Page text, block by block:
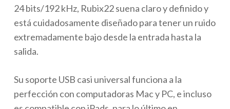
24 bits/192 kHz, Rubix22 suena claro y definido y
está cuidadosamente diseñado para tener un ruido
extremadamente bajo desde la entrada hasta la
salida.
Su soporte USB casi universal funciona a la
perfección con computadoras Mac y PC, e incluso